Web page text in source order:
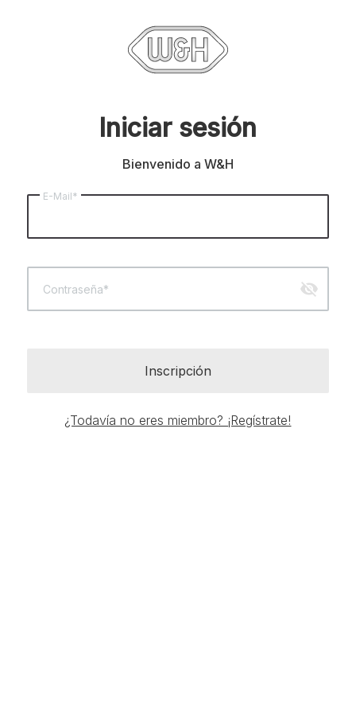
Iniciar sesión
Bienvenido a W&H
E-Mail*
Contraseña* visibility_off
Inscripción
¿Todavía no eres miembro? ¡Regístrate!